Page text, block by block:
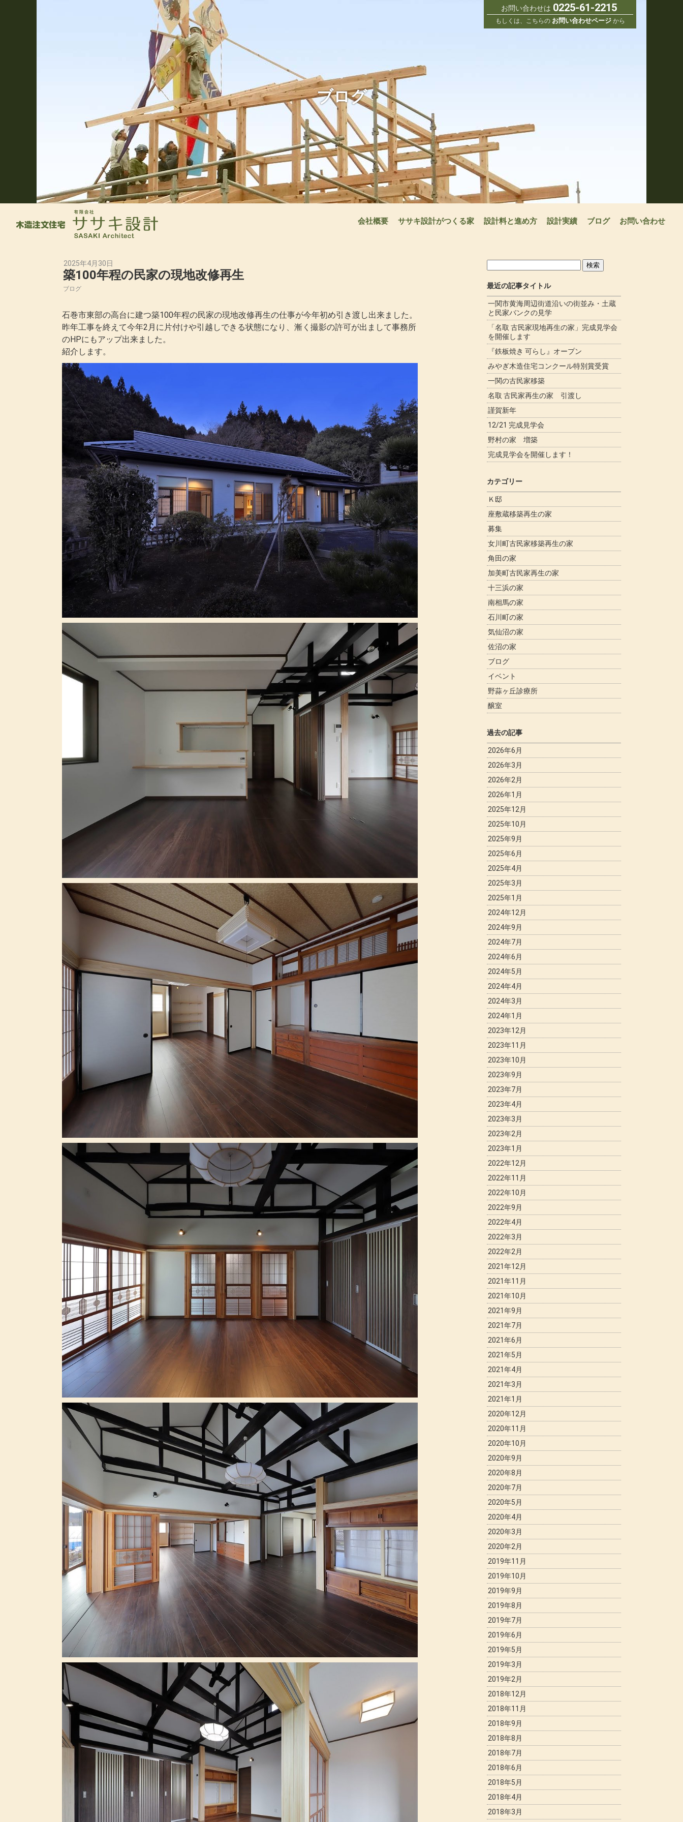
お問い合わせは 0225-61-2215
もしくは、こちらの お問い合わせページ から
ブログ
会社概要 ササキ設計がつくる家 設計料と進め方 設計実績 ブログ お問い合わせ
2025年4月30日
築100年程の民家の現地改修再生
ブログ
石巻市東部の高台に建つ築100年程の民家の現地改修再生の仕事が今年初め引き渡し出来ました。
昨年工事を終えて今年2月に片付けや引越しできる状態になり、漸く撮影の許可が出まして事務所
のHPにもアップ出来ました。
紹介します。
最近の記事タイトル
一関市黄海周辺街道沿いの街並み・土蔵
と民家バンクの見学
「名取 古民家現地再生の家」完成見学会
を開催します
『鉄板焼き 可らし』オープン
みやぎ木造住宅コンクール特別賞受賞
一関の古民家移築
名取 古民家再生の家 引渡し
謹賀新年
12/21 完成見学会
野村の家 増築
完成見学会を開催します！
カテゴリー
Ｋ邸
座敷蔵移築再生の家
募集
女川町古民家移築再生の家
角田の家
加美町古民家再生の家
十三浜の家
南相馬の家
石川町の家
気仙沼の家
佐沼の家
ブログ
イベント
野蒜ヶ丘診療所
醸室
過去の記事
2026年6月
2026年3月
2026年2月
2026年1月
2025年12月
2025年10月
2025年9月
2025年6月
2025年4月
2025年3月
2025年1月
2024年12月
2024年9月
2024年7月
2024年6月
2024年5月
2024年4月
2024年3月
2024年1月
2023年12月
2023年11月
2023年10月
2023年9月
2023年7月
2023年4月
2023年3月
2023年2月
2023年1月
2022年12月
2022年11月
2022年10月
2022年9月
2022年4月
2022年3月
2022年2月
2021年12月
2021年11月
2021年10月
2021年9月
2021年7月
2021年6月
2021年5月
2021年4月
2021年3月
2021年1月
2020年12月
2020年11月
2020年10月
2020年9月
2020年8月
2020年7月
2020年5月
2020年4月
2020年3月
2020年2月
2019年11月
2019年10月
2019年9月
2019年8月
2019年7月
2019年6月
2019年5月
2019年3月
2019年2月
2018年12月
2018年11月
2018年9月
2018年8月
2018年7月
2018年6月
2018年5月
2018年4月
2018年3月